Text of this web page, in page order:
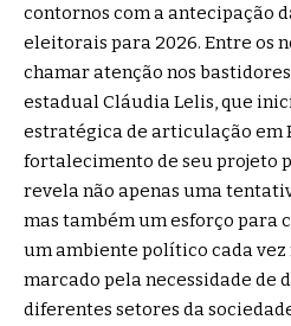
contornos com a antecipação
eleitorais para 2026. Entre os
chamar atenção nos
estadual Cláudia Lelis, que
estratégica de articulação em
fortalecimento de seu projeto
revela não apenas uma
mas também um esforço para
um ambiente político cada
marcado pela necessidade de
diferentes setores da